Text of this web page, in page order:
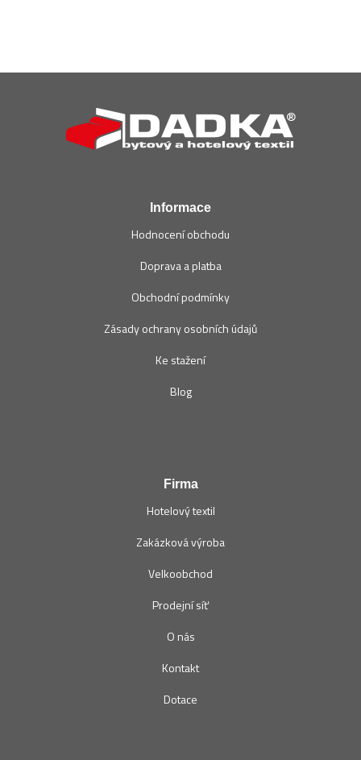
Informace
Hodnocení obchodu
Doprava a platba
Obchodní podmínky
Zásady ochrany osobních údajů
Ke stažení
Blog
Firma
Hotelový textil
Zakázková výroba
Velkoobchod
Prodejní síť
O nás
Kontakt
Dotace